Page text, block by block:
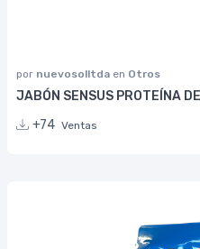
por nuevosolltda en Otros
JABÓN SENSUS PROTEÍNA
+74 Ventas